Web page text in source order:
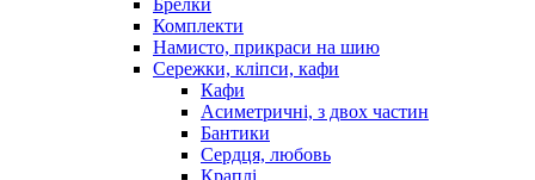
Комплекти
Намисто, прикраси на шию
Сережки, кліпси, кафи
Кафи
Асиметричні, з двох частин
Бантики
Сердця, любовь
Краплі